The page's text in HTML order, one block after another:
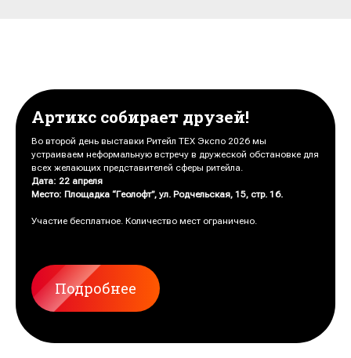
Артикс собирает друзей!
Во второй день выставки Ритейл ТЕХ Экспо 2026 мы
устраиваем неформальную встречу в дружеской обстановке для
всех желающих представителей сферы ритейла.
Дата: 22 апреля
Место: Площадка “Геолофт”, ул. Родчельская, 15, стр. 16.
Участие бесплатное. Количество мест ограничено.
Подробнее